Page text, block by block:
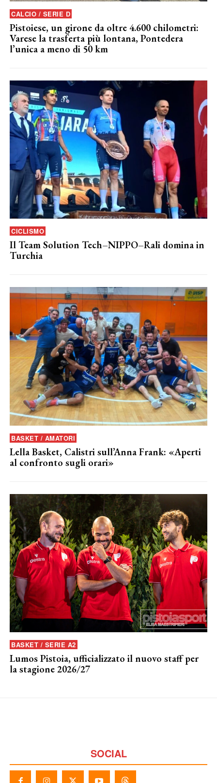
CALCIO / SERIE D
Pistoiese, un girone da oltre 4.600 chilometri:
Varese la trasferta più lontana, Pontedera
l’unica a meno di 50 km
CICLISMO
Il Team Solution Tech–NIPPO–Rali domina in
Turchia
BASKET / AMATORI
Lella Basket, Calistri sull’Anna Frank: «Aperti
al confronto sugli orari»
BASKET / SERIE A2
Lumos Pistoia, ufficializzato il nuovo staff per
la stagione 2026/27
SOCIAL